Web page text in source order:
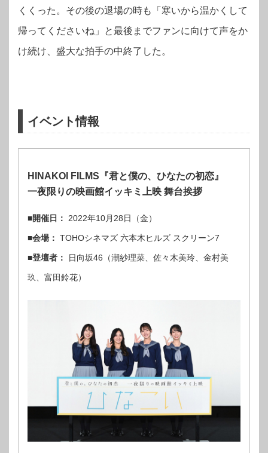
くくった。その後の退場の時も「寒いから温かくして
帰ってくださいね」と最後までファンに向けて声をか
け続け、盛大な拍手の中終了した。
イベント情報
HINAKOI FILMS『君と僕の、ひなたの初恋』
一夜限りの映画館イッキミ上映 舞台挨拶
■開催日： 2022年10月28日（金）
■会場： TOHOシネマズ 六本木ヒルズ スクリーン7
■登壇者： 日向坂46（潮紗理菜、佐々木美玲、金村美
玖、富田鈴花）